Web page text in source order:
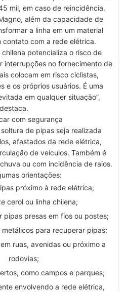
mil, em caso de reincidência.
além da capacidade de
a linha em um material
com a rede elétrica.
chilena potencializa o risco de
interrupções no fornecimento de
colocam em risco ciclistas,
e os próprios usuários. É uma
em qualquer situação”,
destaca.
com segurança
de pipas seja realizada
afastados da rede elétrica,
de veículos. Também é
ou com incidência de raios.
orientações:
próximo à rede elétrica;
cerol ou linha chilena;
pipas presas em fios ou postes;
metálicos para recuperar pipas;
ruas, avenidas ou próximo a
rodovias;
como campos e parques;
envolvendo a rede elétrica,